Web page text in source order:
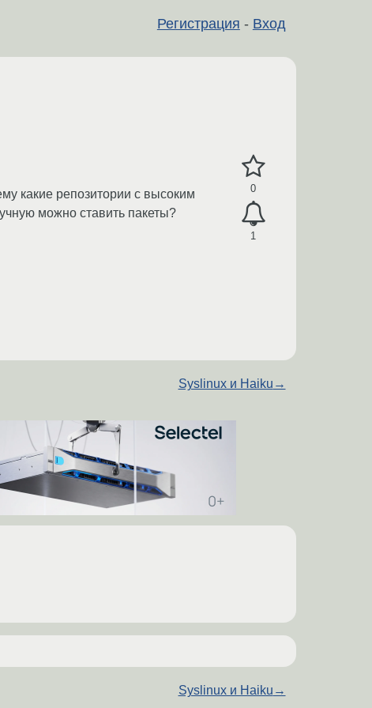
Регистрация - Вход
0
1
какие репозитории с высоким
можно ставить пакеты?
Syslinux и Haiku →
Syslinux и Haiku →